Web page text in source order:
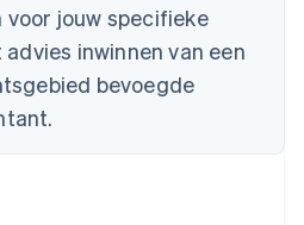
voor jouw specifieke
inwinnen van een
bevoegde